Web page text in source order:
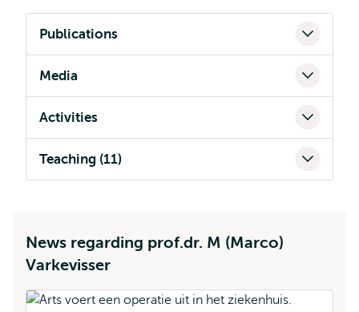
Publications
Media
Activities
Teaching (11)
News regarding prof.dr. M (Marco)
Varkevisser